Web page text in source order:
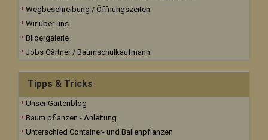
Wegbeschreibung / Öffnungszeiten
Wir über uns
Bildergalerie
Jobs Gärtner / Baumschulkaufmann
Tipps & Tricks
Unser Gartenblog
Baum pflanzen - Anleitung
Unterschied Container- und Ballenpflanzen